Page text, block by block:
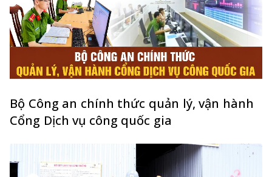
Bộ Công an chính thức quản lý, vận hành
Cổng Dịch vụ công quốc gia